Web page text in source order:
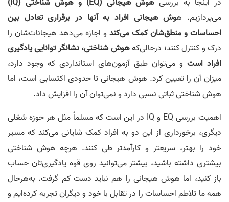
در اینجا به بررسی هوش هیجانی (EQ) و هوش شناختی (IQ)
می‌پردازیم. هوش هیجانی افراد به آنها در برقراری تعادل بین
احساسات و منطق‌شان کمک می‌کند و اجازه می‌دهد هیجانات‌شان را
درک و کنترل کنند؛ درحالی‌کههوش شناختی، نشانگر توانایی یادگیری
افراد است و می‌توان طبق آزمون‌های استانداردی که وجود دارد،
میزان آن را تعیین کرد. هوش هیجانی تا حدودی اکتسابی است، اما
هوش شناختی ثباتی نسبی دارد و نمی‌توان آن را افزایش داد.
اهمیت بررسی EQ و IQ در این است که مسلماً مثل هر حوزه شغلی
دیگری، برخورداری از این دو به افراد کمک شایانی می‌کند که مسیر
خود را بهتر، سریعتر و کارآمدتر طی کنند. هرچه هوش شناختی
بیشتری داشته باشید، بیشتر می‌توانید روی قوه یادگیری‌تان حساب
باز کنید، اما هوش هیجانی را هم نباید دست کم گرفت. به‌هرحال
همه ما تلاطم احساسات را در تقابل با خود و دیگران تجربه کرده‌ایم و